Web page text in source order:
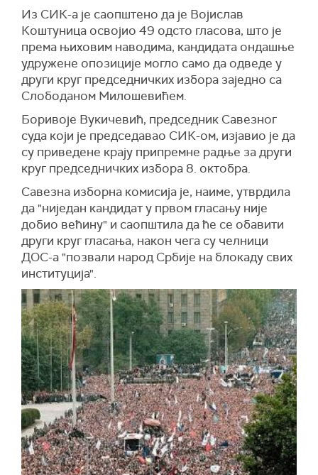
Из СИК-а је саопштено да је Војислав
Коштуница освојио 49 одсто гласова, што је
према њиховим наводима, кандидата ондашње
удружене опозиције могло само да одведе у
други круг председничких избора заједно са
Слободаном Милошевићем.
Боривоје Вукичевић, председник Савезног
суда који је председавао СИК-ом, изјавио је да
су приведене крају припремне радње за други
круг председничких избора 8. октобра.
Савезна изборна комисија је, наиме, утврдила
да "ниједан кандидат у првом гласању није
добио већину" и саопштила да ће се обавити
други круг гласања, након чега су челници
ДОС-а "позвали народ Србије на блокаду свих
институција".